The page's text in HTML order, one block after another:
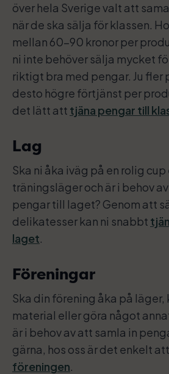
över hela Sverige valt att
när de ska sälja för klassen.
mellan 60-90 kronor per
ni inte behöver sälja mycket
riktigt bra med pengar. Ju fler
desto högre förtjänst per
det lätt att tjäna pengar till
Lag
Ska ni åka iväg på en rolig
träningsläger och är i behov
pengar till laget? Genom att
delikatesser kan ni snabbt
laget.
Föreningar
Ska din förening åka på läger,
material eller göra något
är i behov av att samla in
gärna, hos oss är det enkelt att
föreningen.